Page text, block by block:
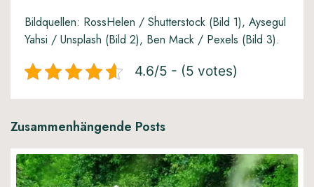
Bildquellen: RossHelen / Shutterstock (Bild 1), Aysegul
Yahsi / Unsplash (Bild 2), Ben Mack / Pexels (Bild 3).
4.6/5 - (5 votes)
Zusammenhängende Posts